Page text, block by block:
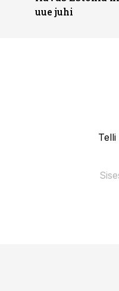
uue juhi